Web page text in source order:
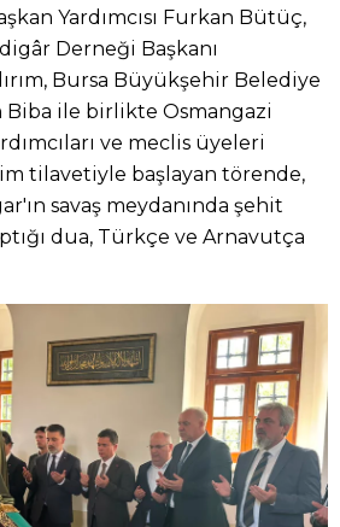
Yardımcısı Furkan Bütüç,
Derneği Başkanı
Bursa Büyükşehir Belediye
Biba ile birlikte Osmangazi
ve meclis üyeleri
tilavetiyle başlayan törende,
savaş meydanında şehit
dua, Türkçe ve Arnavutça